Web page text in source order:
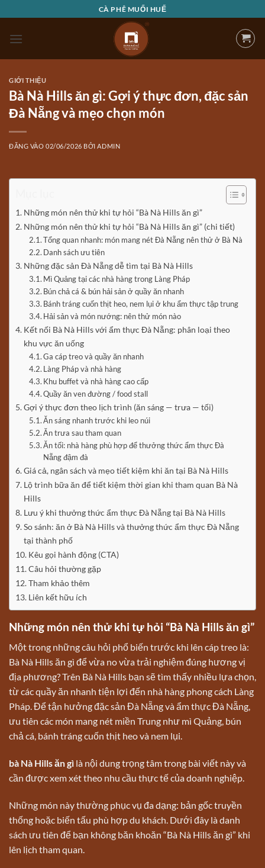
qua
nội
CÀ PHÊ MUỐI HUẾ
GIỚI THIỆU
Bà Nà Hills ăn gì: Gợi ý thực đơn, đặc sản
Đà Nẵng và mẹo chọn món
ĐĂNG VÀO02/06/2026 BỞI ADMIN
Những món nên thử khi tự hỏi “Bà Nà Hills ăn gì”
Những món nên thử khi tự hỏi “Bà Nà Hills ăn gì” (chi tiết)
Tổng quan nhanh: món mang nét Đà Nẵng nên thử ở Bà Nà
Danh sách ưu tiên
Những đặc sản Đà Nẵng dễ tìm tại Bà Nà Hills
Mì Quảng tại các nhà hàng trong Làng Pháp
Bún chả cá & bún hải sản ở quầy ăn nhanh
Bánh tráng cuốn thịt heo, nem lụi ở khu ẩm thực tập trung
Hải sản và món nướng: nên thử món nào
Kết nối Bà Nà Hills với ẩm thực Đà Nẵng: phân loại theo
khu vực ăn uống
Ga cáp treo và quầy ăn nhanh
Làng Pháp và nhà hàng
Khu buffet và nhà hàng cao cấp
Quầy ăn ven đường / food stall
Gợi ý thực đơn theo lịch trình (ăn sáng — trưa — tối)
Ăn sáng nhanh trước khi leo núi
Ăn trưa sau tham quan
Ăn tối: nhà hàng phù hợp để thưởng thức ẩm thực Đà
Nẵng đậm đà
Giá cả, ngân sách và mẹo tiết kiệm khi ăn tại Bà Nà Hills
Lộ trình bữa ăn để tiết kiệm thời gian khi tham quan Bà Nà
Hills
Lưu ý khi thưởng thức ẩm thực Đà Nẵng tại Bà Nà Hills
So sánh: ăn ở Bà Nà Hills và thưởng thức ẩm thực Đà Nẵng
tại thành phố
Kêu gọi hành động (CTA)
Câu hỏi thường gặp
Tham khảo thêm
Liên kết hữu ích
Những món nên thử khi tự hỏi “Bà Nà Hills ăn gì”
Một trong những câu hỏi phổ biến trước khi lên cáp treo là:
Bà Nà Hills ăn gì để vừa no vừa trải nghiệm đúng hương vị
địa phương? Trên Bà Nà Hills bạn sẽ tìm thấy nhiều lựa chọn,
từ các quầy ăn nhanh tiện lợi đến nhà hàng phong cách Làng
Pháp. Để tận hưởng đặc sản Đà Nẵng và ẩm thực Đà Nẵng,
ưu tiên các món mang nét miền Trung như mì Quảng, bún
chả cá, bánh tráng cuốn thịt heo và nem lụi.
bà Nà Hills ăn gì là nội dung trọng tâm trong bài viết này và
cần được xem xét theo nhu cầu thực tế của doanh nghiệp.
Những món này thường phục vụ đa dạng: bản gốc truyền
thống hoặc biến tấu phù hợp du khách. Dưới đây là danh
sách ưu tiên để bạn không băn khoăn “Bà Nà Hills ăn gì” khi
lên lịch tham quan.